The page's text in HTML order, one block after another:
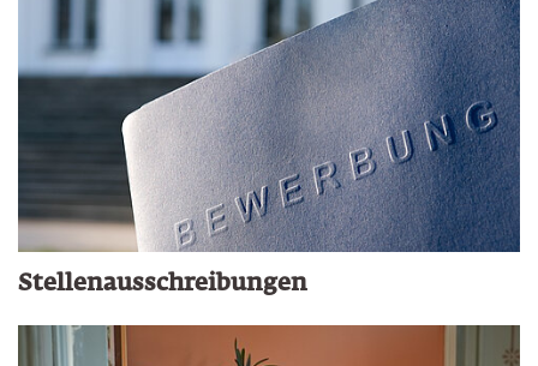
Stellenausschreibungen